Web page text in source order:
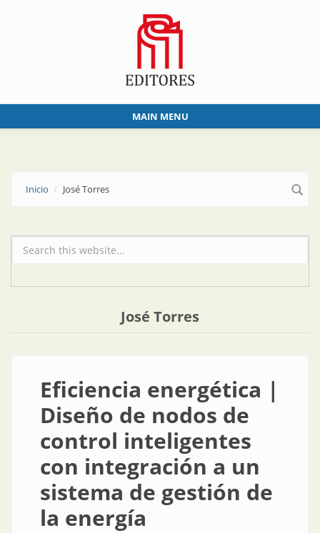
MAIN MENU
Inicio José Torres
Formulario de búsqueda
José Torres
Eficiencia energética |
Diseño de nodos de
control inteligentes
con integración a un
sistema de gestión de
la energía